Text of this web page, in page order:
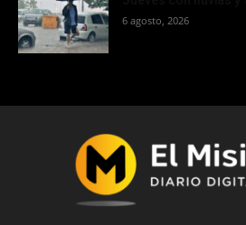
6 agosto, 2026